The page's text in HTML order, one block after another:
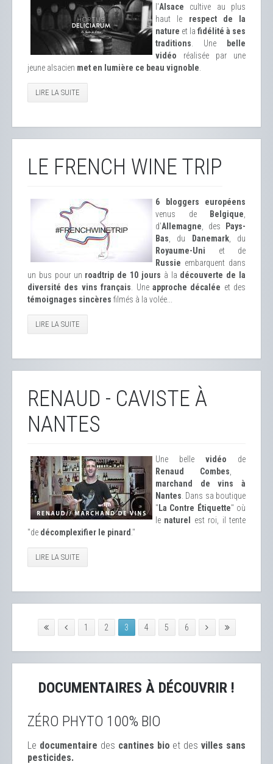
l'Alsace cultive au plus
haut le respect de la
nature et la fidélité à ses
traditions . Une belle
vidéo réalisée par une
jeune alsacien met en lumière ce beau vignoble
LIRE LA SUITE
LE FRENCH WINE TRIP
6 bloggers européens
venus de
Belgique
d'Allemagne , des
Pays-
Bas , du Danemark, du
Royaume-Uni et de
Russie embarquent dans
un bus pour un roadtrip de 10 jours à la découverte de la
diversité des vins français . Une approche décalée et des
témoignages sincères filmés à la volée...
LIRE LA SUITE
RENAUD - CAVISTE À
NANTES
Une belle vidéo de
Renaud Combes
marchand de vins à
Nantes . Dans sa boutique
" La Contre Étiquette" où
le naturel
est roi, il tente
"de décomplexifier le pinard ."
LIRE LA SUITE
1 2 3 4 5 6
DOCUMENTAIRES À DÉCOUVRIR !
ZÉRO PHYTO 100% BIO
Le documentaire des cantines bio et desvilles sans
pesticides.